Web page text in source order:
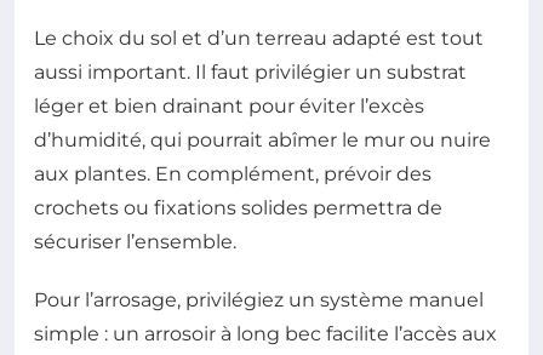
Le choix du sol et d’un terreau adapté est tout
aussi important. Il faut privilégier un substrat
léger et bien drainant pour éviter l’excès
d’humidité, qui pourrait abîmer le mur ou nuire
aux plantes. En complément, prévoir des
crochets ou fixations solides permettra de
sécuriser l’ensemble.
Pour l’arrosage, privilégiez un système manuel
simple : un arrosoir à long bec facilite l’accès aux